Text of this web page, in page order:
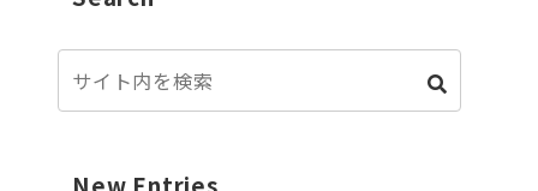
New Entries